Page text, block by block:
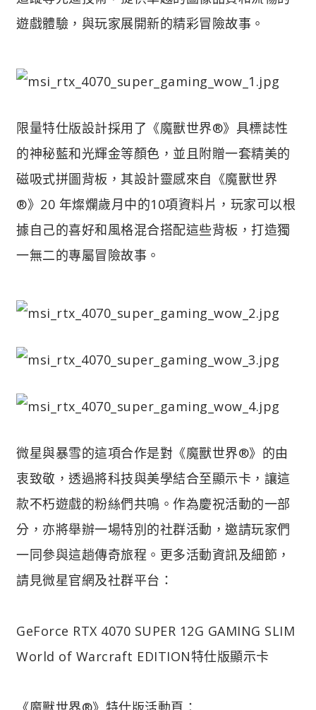
遊戲體驗，與玩家展開新的精彩冒險故事。
限量特仕版設計採用了《魔獸世界®》具標誌性
的神秘藍和光輝金等顏色，並且附贈一套精美的
磁吸式拼圖背板，其設計靈感來自《魔獸世界
®》20 年燦爛歲月中的10項資料片，玩家可以根
據自己的喜好和風格混合搭配這些背板，打造獨
一無二的專屬冒險故事。
微星與暴雪的這項合作是對《魔獸世界®》的由
衷致敬，透過將科技與美學結合至顯示卡，讓這
款不朽遊戲的粉絲們共鳴。作為慶祝活動的一部
分，亦將舉辦一場特別的社群活動，邀請玩家們
一同參與這趟傳奇旅程。更多活動資訊及細節，
請見微星官網及社群平台：
GeForce RTX 4070 SUPER 12G GAMING SLIM
World of Warcraft EDITION特仕版顯示卡